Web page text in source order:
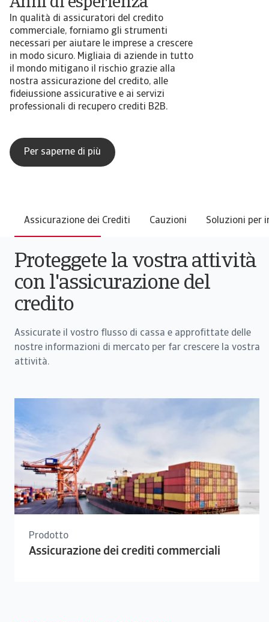
In qualità di assicuratori del credito
commerciale, forniamo gli strumenti
necessari per aiutare le imprese a crescere
in modo sicuro. Migliaia di aziende in tutto
il mondo mitigano il rischio grazie alla
nostra assicurazione del credito, alle
fideiussione assicurative e ai servizi
professionali di recupero crediti B2B.
Per saperne di più
Assicurazione dei Crediti Cauzioni Soluzioni per
Proteggete la vostra attività
con l'assicurazione del
credito
Assicurate il vostro flusso di cassa e approfittate delle
nostre informazioni di mercato per far crescere la vostra
attività.
Prodotto
Assicurazione dei crediti commerciali